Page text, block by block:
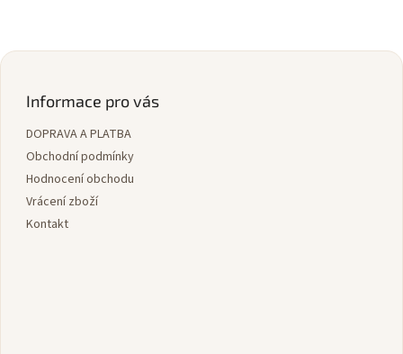
Z
Informace pro vás
DOPRAVA A PLATBA
Obchodní podmínky
Hodnocení obchodu
Vrácení zboží
Kontakt